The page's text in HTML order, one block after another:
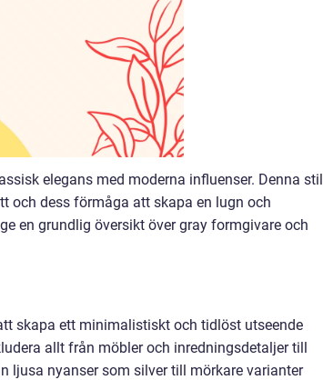
elegans med moderna influenser. Denna stil
och dess förmåga att skapa en lugn och
en grundlig översikt över gray formgivare och
skapa ett minimalistiskt och tidlöst utseende
allt från möbler och inredningsdetaljer till
ljusa nyanser som silver till mörkare varianter